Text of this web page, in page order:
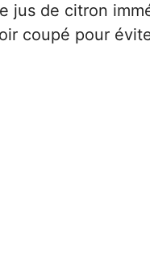
jus de citron
coupé pour